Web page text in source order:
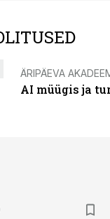
ÄRIPÄEVA
AI müügis ja